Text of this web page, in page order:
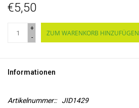
€5,50
+
-
ZUM WARENKORB HINZUFÜGEN
Informationen
Artikelnummer::
JID1429